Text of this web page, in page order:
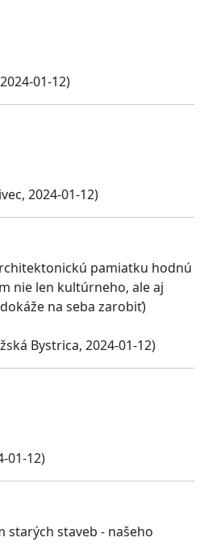
01-12)
2024-01-12)
pamiatku hodnú
nie len kultúrneho, ale aj
na seba zarobiť)
Bystrica, 2024-01-12)
01-12)
starých staveb - našeho